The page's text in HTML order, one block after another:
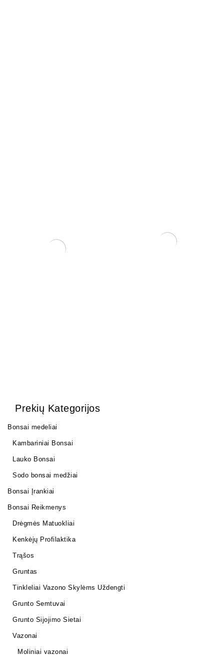
Prekių Kategorijos
Bonsai medeliai
Kambariniai Bonsai
Lauko Bonsai
Sodo bonsai medžiai
Bonsai Įrankiai
Bonsai Reikmenys
Drėgmės Matuokliai
Kenkėjų Profilaktika
Trąšos
Gruntas
Tinkleliai Vazono Skylėms Uždengti
Grunto Semtuvai
Grunto Sijojimo Sietai
Vazonai
Moliniai vazonai